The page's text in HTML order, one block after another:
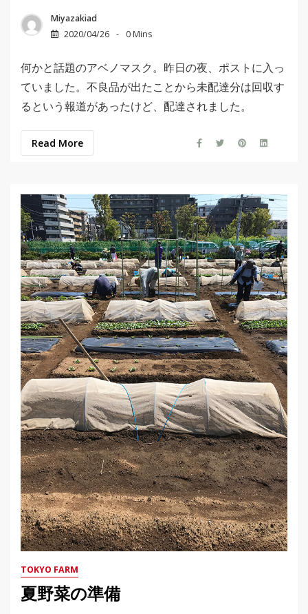
Miyazakiad
2020/04/26
0 Mins
何かと話題のアベノマスク。昨日の夜、ポストに入っ
ていました。不良品が出たことから未配達分は回収す
るという報道があったけど、配達されました。
Read More
TOKYO FARM
夏野菜の準備